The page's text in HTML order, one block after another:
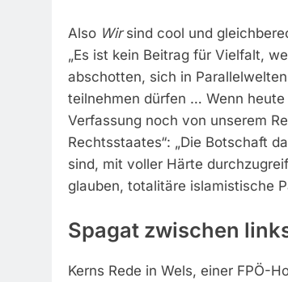
Also Wirsind cool und
„Es ist kein Beitrag für Vielfalt,
abschotten, sich in
teilnehmen dürfen … Wenn
Verfassung noch von unserem
Rechtsstaates“: „Die Botschaft
sind, mit voller Härte
glauben, totalitäre islamistische
Spagat zwischen
Kerns Rede in Wels, einer FPÖ-